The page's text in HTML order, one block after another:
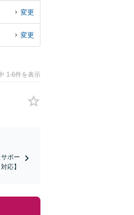
変更
変更
1-6件を表示
ポー
応】